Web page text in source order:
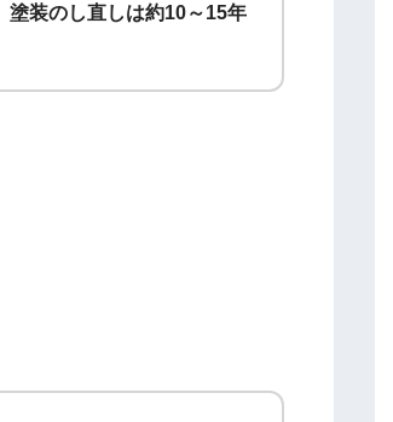
塗装のし直しは約10～15年